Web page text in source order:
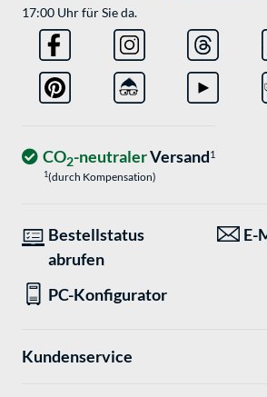
17:00 Uhr für Sie da.
CO2-neutralerVersand1
1(durch Kompensation)
Bestellstatus
abrufen
E-
PC-Konfigurator
Kundenservice